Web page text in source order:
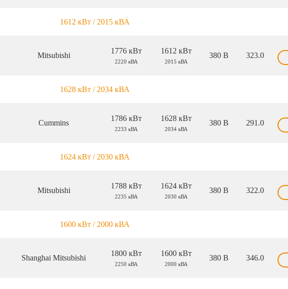
1612 кВт / 2015 кВА
Mitsubishi
1776 кВт
2220 кВА
1612 кВт
2015 кВА
380 В 323.0
1628 кВт / 2034 кВА
Cummins
1786 кВт
2233 кВА
1628 кВт
2034 кВА
380 В 291.0
1624 кВт / 2030 кВА
Mitsubishi
1788 кВт
2235 кВА
1624 кВт
2030 кВА
380 В 322.0
1600 кВт / 2000 кВА
Shanghai Mitsubishi
1800 кВт
2250 кВА
1600 кВт
2000 кВА
380 В 346.0